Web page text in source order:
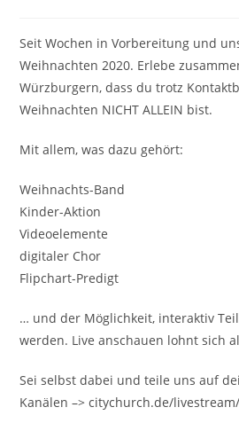
Seit Wochen in Vorbereitung und
Weihnachten 2020. Erlebe
Würzburgern, dass du trotz
Weihnachten NICHT ALLEIN bist.
Mit allem, was dazu gehört:
Weihnachts-Band
Kinder-Aktion
Videoelemente
digitaler Chor
Flipchart-Predigt
… und der Möglichkeit, interaktiv
werden. Live anschauen lohnt sich
Sei selbst dabei und teile uns auf
Kanälen –> citychurch.de/livestream/